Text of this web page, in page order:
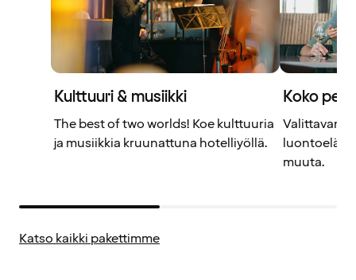
Kulttuuri & musiikki
The best of two worlds! Koe kulttuuria
ja musiikkia kruunattuna hotelliyöllä.
Koko
muuta.
Katso kaikki pakettimme